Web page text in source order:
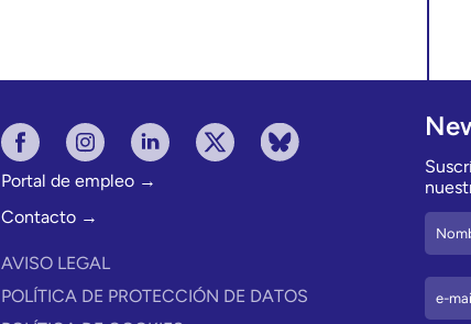
Portal de empleo →
Contacto →
AVISO LEGAL
POLÍTICA DE PROTECCIÓN DE DATOS